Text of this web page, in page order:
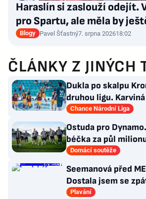
Haraslín si zaslouží odejít.
pro Spartu, ale měla by
Blogy Pavel Šťastný7. srpna 202618:02
ČLÁNKY Z JINÝCH
Dukla po skalpu
druhou ligu.
Prostějově, remíza
Chance Národní Liga
Ostuda pro
béčka za půl
odmítla nabídku
Domácí soutěže
Seemanová před
Dostala jsem se
Choupenitch?
Plavání